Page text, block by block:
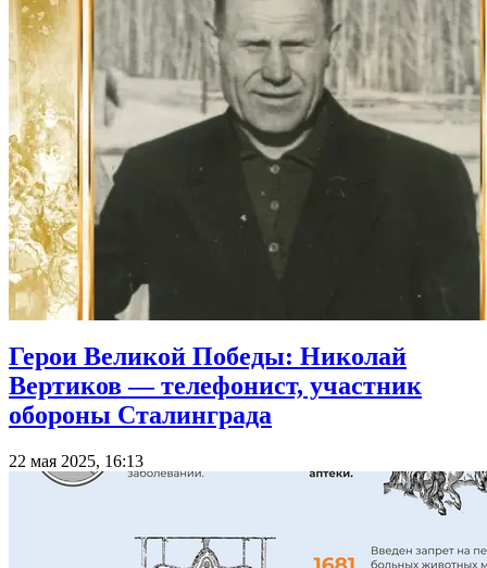
Герои Великой Победы: Николай
Вертиков — телефонист, участник
обороны Сталинграда
22 мая 2025, 16:13